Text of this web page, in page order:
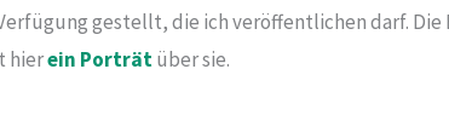
gestellt, die ich veröffentlichen darf.
hierein Porträtüber sie.